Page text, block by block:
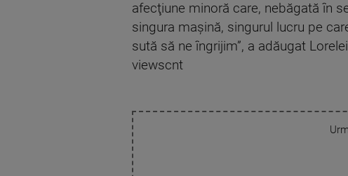
afecţiune minoră care, nebăgată în
singura maşină, singurul lucru pe
sută să ne îngrijim”, a adăugat
viewscnt